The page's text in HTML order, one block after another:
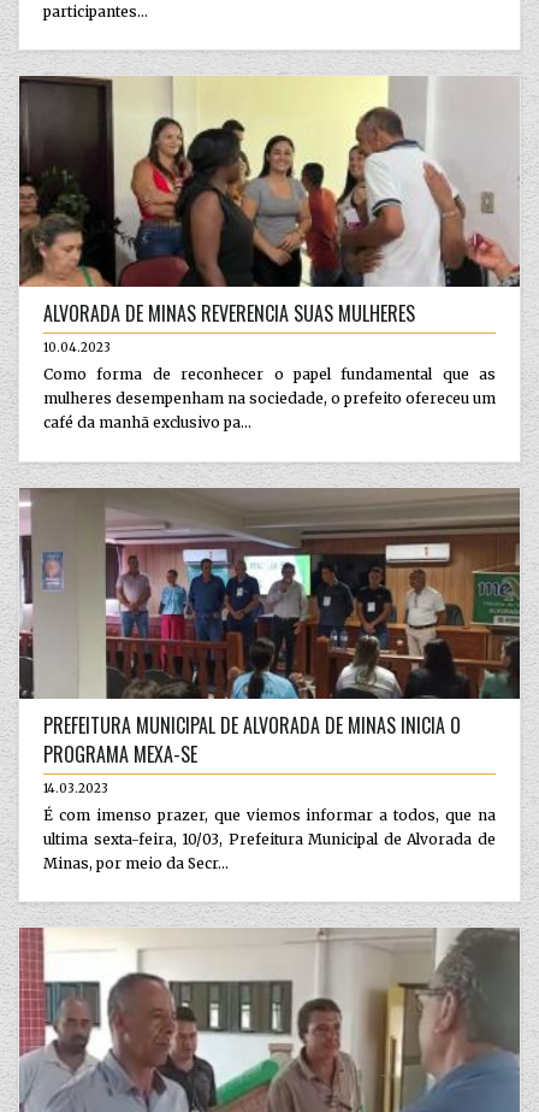
participantes...
ALVORADA DE MINAS REVERENCIA SUAS MULHERES
10.04.2023
Como forma de reconhecer o papel fundamental que as
mulheres desempenham na sociedade, o prefeito ofereceu um
café da manhã exclusivo pa...
PREFEITURA MUNICIPAL DE ALVORADA DE MINAS INICIA O
PROGRAMA MEXA-SE
14.03.2023
É com imenso prazer, que viemos informar a todos, que na
ultima sexta-feira, 10/03, Prefeitura Municipal de Alvorada de
Minas, por meio da Secr...